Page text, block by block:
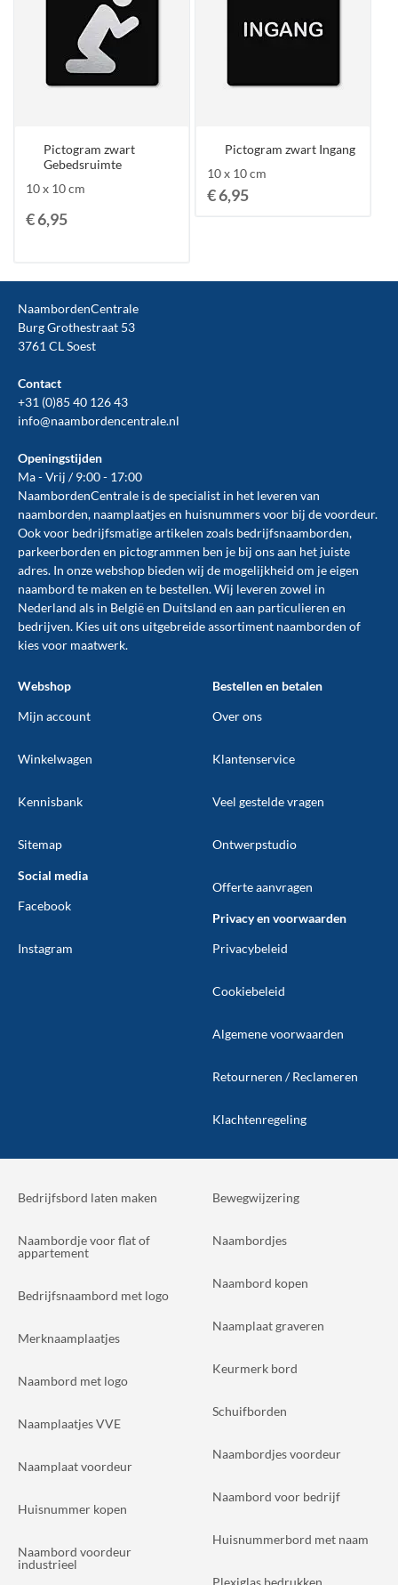
Pictogram zwart
Gebedsruimte
10 x 10 cm
€ 6,95
Pictogram zwart Ingang
10 x 10 cm
€ 6,95
NaambordenCentrale
Burg Grothestraat 53
3761 CL Soest
Contact
+31 (0)85 40 126 43
info@naambordencentrale.nl
Openingstijden
Ma - Vrij / 9:00 - 17:00
NaambordenCentrale is de specialist in het leveren van
naamborden, naamplaatjes en huisnummers voor bij devoordeur.
Ook voor bedrijfsmatige artikelen zoals bedrijfsnaamborden,
parkeerborden en pictogrammen ben je bij ons aan het juiste
adres. In onze webshop bieden wij de mogelijkheid om je eigen
naambord te maken en te bestellen. Wij leveren zowel in
Nederland als in België en Duitsland en aan particulieren en
bedrijven. Kies uit ons uitgebreide assortiment naamborden of
kies voor maatwerk.
Webshop
Mijn account
Winkelwagen
Kennisbank
Sitemap
Social media
Facebook
Instagram
Bestellen en betalen
Over ons
Klantenservice
Veel gestelde vragen
Ontwerpstudio
Offerte aanvragen
Privacy en voorwaarden
Privacybeleid
Cookiebeleid
Algemene voorwaarden
Retourneren / Reclameren
Klachtenregeling
Bedrijfsbord laten maken
Naambordje voor flat of
appartement
Bedrijfsnaambord met logo
Merknaamplaatjes
Naambord met logo
Naamplaatjes VVE
Naamplaat voordeur
Huisnummer kopen
Naambord voordeur
industrieel
Bewegwijzering
Naambordjes
Naambord kopen
Naamplaat graveren
Keurmerk bord
Schuifborden
Naambordjes voordeur
Naambord voor bedrijf
Huisnummerbord met naam
Plexiglas bedrukken